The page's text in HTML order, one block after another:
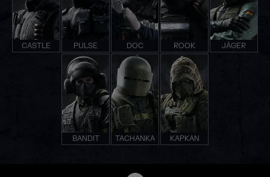
CASTLE PULSE DOC ROOK JÄGER
BANDIT TACHANKA KAPKAN